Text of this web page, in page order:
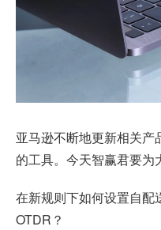
亚马逊不断地更新相关
的工具。今天智赢君要为
在新规则下如何设置自配
OTDR？